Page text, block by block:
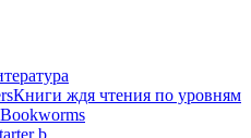
Книги ждя чтения по уровням
b